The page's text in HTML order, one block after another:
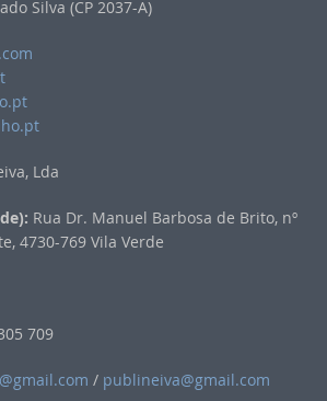
Silva (CP 2037-A)
Lda
Rua Dr. Manuel Barbosa de Brito, nº
4730-769 Vila Verde
709
/ publineiva@gmail.com